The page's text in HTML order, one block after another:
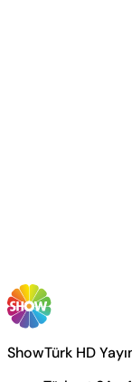
ShowTürk HD